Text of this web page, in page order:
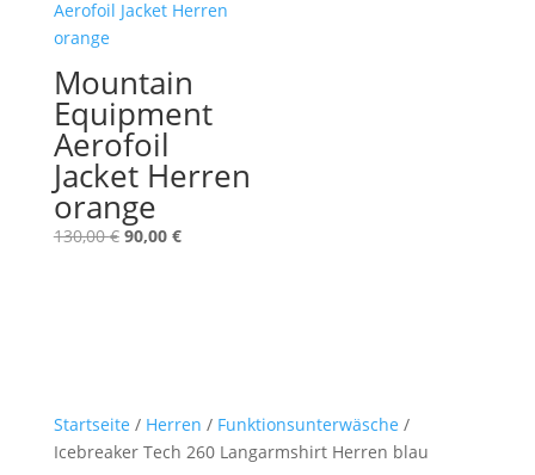
Mountain
Equipment
Aerofoil
Jacket Herren
orange
130,00€ Ursprünglicher
90,00 €Aktueller
Startseite / Herren / Funktionsunterwäsche /
Icebreaker Tech 260 Langarmshirt Herren blau